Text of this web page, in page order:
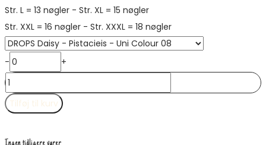
Str. L = 13 nøgler - Str. XL = 15 nøgler
Str. XXL = 16 nøgler - Str. XXXL = 18 nøgler
-
+
Mint
Romance
antal
Tilføj til kurv